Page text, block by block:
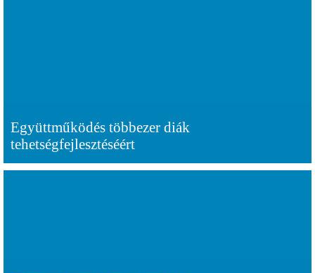
Együttműködés többezer diák
tehetségfejlesztéséért